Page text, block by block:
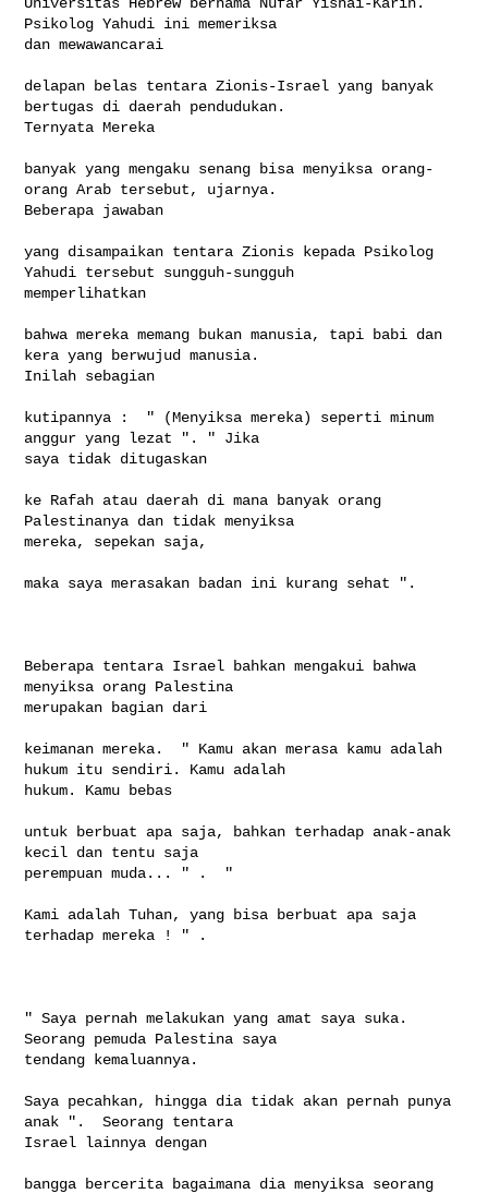
Psikolog Yahudi ini memeriksa
dan mewawancarai
delapan belas tentara Zionis-Israel yang banyak
bertugas di daerah pendudukan.
Ternyata Mereka
banyak yang mengaku senang bisa menyiksa orang-
orang Arab tersebut, ujarnya.
Beberapa jawaban
yang disampaikan tentara Zionis kepada Psikolog
Yahudi tersebut sungguh-sungguh
memperlihatkan
bahwa mereka memang bukan manusia, tapi babi dan
kera yang berwujud manusia.
Inilah sebagian
kutipannya :  " (Menyiksa mereka) seperti minum
anggur yang lezat ". " Jika
saya tidak ditugaskan
ke Rafah atau daerah di mana banyak orang
Palestinanya dan tidak menyiksa
mereka, sepekan saja,
maka saya merasakan badan ini kurang sehat ".
Beberapa tentara Israel bahkan mengakui bahwa
menyiksa orang Palestina
merupakan bagian dari
keimanan mereka.  " Kamu akan merasa kamu adalah
hukum itu sendiri. Kamu adalah
hukum. Kamu bebas
untuk berbuat apa saja, bahkan terhadap anak-anak
kecil dan tentu saja
perempuan muda... " .  "
Kami adalah Tuhan, yang bisa berbuat apa saja
terhadap mereka ! " .
" Saya pernah melakukan yang amat saya suka.
Seorang pemuda Palestina saya
tendang kemaluannya.
Saya pecahkan, hingga dia tidak akan pernah punya
anak ".  Seorang tentara
Israel lainnya dengan
bangga bercerita bagaimana dia menyiksa seorang